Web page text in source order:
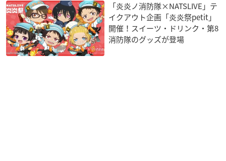
「炎炎ノ消防隊×NATSLIVE」テ
イクアウト企画「炎炎祭petit」
開催！スイーツ・ドリンク・第8
消防隊のグッズが登場